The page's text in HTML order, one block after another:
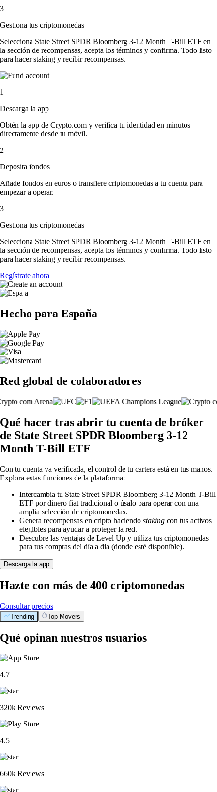
3
Gestiona tus criptomonedas
Selecciona State Street SPDR Bloomberg 3-12 Month T-Bill ETF en
la sección de recompensas, acepta los términos y confirma. Todo listo
para hacer staking y recibir recompensas.
1
Descarga la app
Obtén la app de Crypto.com y verifica tu identidad en minutos
directamente desde tu móvil.
2
Deposita fondos
Añade fondos en euros o transfiere criptomonedas a tu cuenta para
empezar a operar.
3
Gestiona tus criptomonedas
Selecciona State Street SPDR Bloomberg 3-12 Month T-Bill ETF en
la sección de recompensas, acepta los términos y confirma. Todo listo
para hacer staking y recibir recompensas.
Regístrate ahora
Hecho para España
Red global de colaboradores
Qué hacer tras abrir tu cuenta de bróker
de State Street SPDR Bloomberg 3-12
Month T-Bill ETF
Con tu cuenta ya verificada, el control de tu cartera está en tus manos.
Explora estas funciones de la plataforma:
Intercambia tu State Street SPDR Bloomberg 3-12 Month T-Bill
ETF por dinero fiat tradicional o úsalo para operar con una
amplia selección de criptomonedas.
Genera recompensas en cripto haciendo staking con tus activos
elegibles para ayudar a proteger la red.
Descubre las ventajas de Level Up y utiliza tus criptomonedas
para tus compras del día a día (donde esté disponible).
Descarga la app
Hazte con más de 400 criptomonedas
Consultar precios
Trending Top Movers
Qué opinan nuestros usuarios
4.7
320k Reviews
4.5
660k Reviews